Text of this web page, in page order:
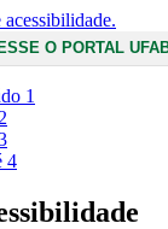
O PORTAL
1
2
4